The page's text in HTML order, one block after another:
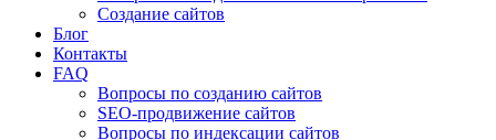
Создание сайтов
Блог
Контакты
FAQ
Вопросы по созданию сайтов
SEO-продвижение сайтов
Вопросы по индексации сайтов